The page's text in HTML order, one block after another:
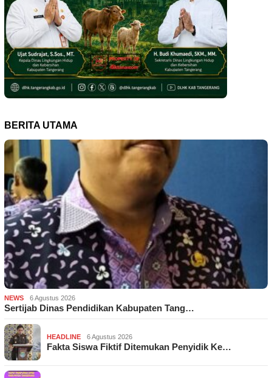
BERITA UTAMA
NEWS 6 Agustus 2026
Sertijab Dinas Pendidikan Kabupaten Tang…
HEADLINE 6 Agustus 2026
Fakta Siswa Fiktif Ditemukan Penyidik Ke…